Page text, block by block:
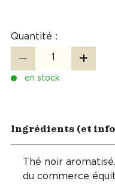
Quantité :
en stock
Ingrédients (et
Thé noir
du commerce